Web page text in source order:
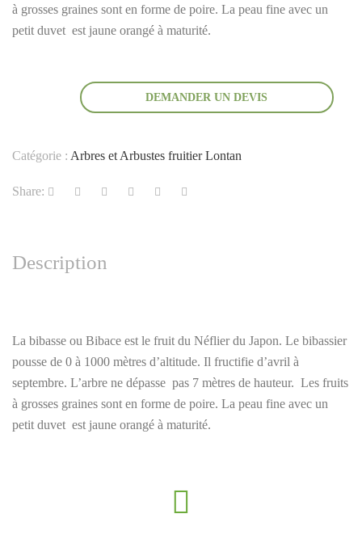
à grosses graines sont en forme de poire. La peau fine avec un
petit duvet est jaune orangé à maturité.
DEMANDER UN DEVIS
Catégorie : Arbres et Arbustes fruitier Lontan
Share:
Description
La bibasse ou Bibace est le fruit du Néflier du Japon. Le bibassier
pousse de 0 à 1000 mètres d’altitude. Il fructifie d’avril à
septembre. L’arbre ne dépasse pas 7 mètres de hauteur. Les fruits
à grosses graines sont en forme de poire. La peau fine avec un
petit duvet est jaune orangé à maturité.